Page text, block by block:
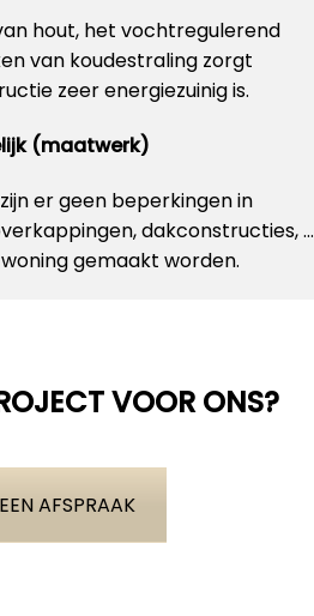
hout, het vochtregulerend
van koudestraling zorgt
zeer energiezuinig is.
(maatwerk)
er geen beperkingen in
dakconstructies, …
gemaakt worden.
VOOR ONS?
AFSPRAAK